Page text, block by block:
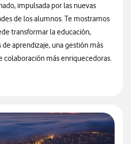
impulsada por las nuevas
de los alumnos. Te mostramos
transformar la educación,
aprendizaje, una gestión más
colaboración más enriquecedoras.